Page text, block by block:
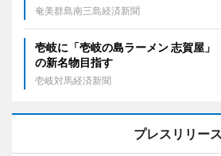
奄美群島南三島経済新聞
壱岐に「壱岐の島ラーメン 志賀屋
の新名物目指す
壱岐対馬経済新聞
プレスリリース